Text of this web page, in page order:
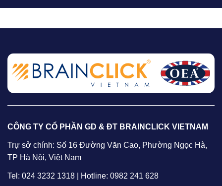
CÔNG TY CỔ PHẦN GD & ĐT BRAINCLICK VIETNAM
Trự sở chính: Số 16 Đường Văn Cao, Phường Ngọc Hà,
TP Hà Nội, Việt Nam
Tel: 024 3232 1318 | Hotline: 0982 241 628